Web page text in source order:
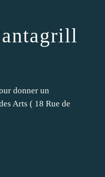
donner un
Arts ( 18 Rue de